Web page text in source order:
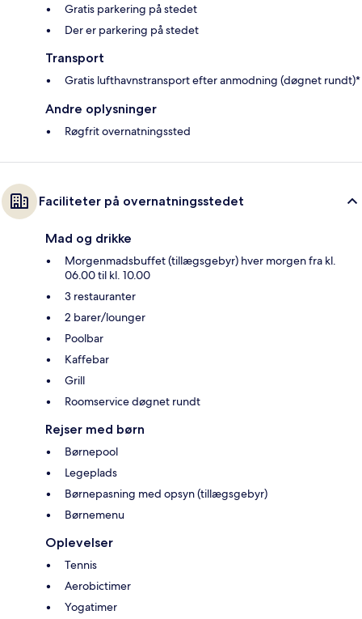
Gratis parkering på stedet
Der er parkering på stedet
Transport
Gratis lufthavnstransport efter anmodning (døgnet rundt)*
Andre oplysninger
Røgfrit overnatningssted
Faciliteter på overnatningsstedet
Mad og drikke
Morgenmadsbuffet (tillægsgebyr) hver morgen fra kl.
06.00 til kl. 10.00
3 restauranter
2 barer/lounger
Poolbar
Kaffebar
Grill
Roomservice døgnet rundt
Rejser med børn
Børnepool
Legeplads
Børnepasning med opsyn (tillægsgebyr)
Børnemenu
Oplevelser
Tennis
Aerobictimer
Yogatimer